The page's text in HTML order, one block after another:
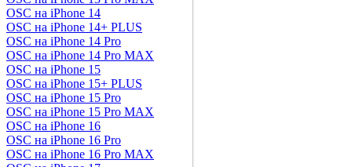
OSC на iPhone 14
OSC на iPhone 14+ PLUS
OSC на iPhone 14 Pro
OSC на iPhone 14 Pro MAX
OSC на iPhone 15
OSC на iPhone 15+ PLUS
OSC на iPhone 15 Pro
OSC на iPhone 15 Pro MAX
OSC на iPhone 16
OSC на iPhone 16 Pro
OSC на iPhone 16 Pro MAX